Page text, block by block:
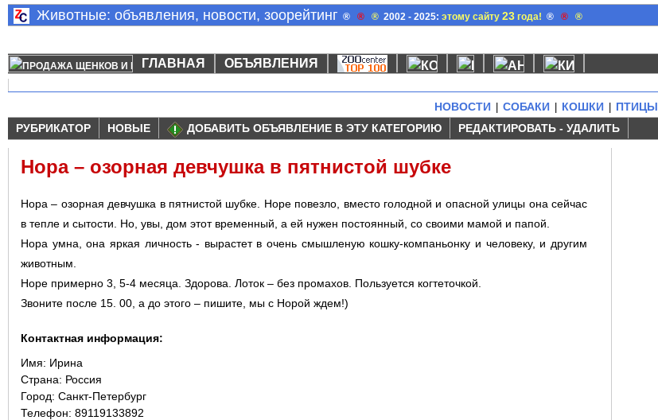
Животные: объявления, новости, зоорейтинг ® ® ® 2002 - 2025:этому сайту23 года! ® ® ®
ГЛАВНАЯ ОБЪЯВЛЕНИЯ
НОВОСТИ СОБАКИ КОШКИ ПТИЦЫ
РУБРИКАТОР
НОВЫЕ ДОБАВИТЬ ОБЪЯВЛЕНИЕ В ЭТУ КАТЕГОРИЮ РЕДАКТИРОВАТЬ - УДАЛИТЬ
Нора – озорная девчушка в пятнистой шубке
Нора – озорная девчушка в пятнистой шубке. Норе повезло, вместо голодной и опасной улицы она сейчас
в тепле и сытости. Но, увы, дом этот временный, а ей нужен постоянный, со своими мамой и папой.
Нора умна, она яркая личность - вырастет в очень смышленую кошку-компаньонку и человеку, и другим
животным.
Норе примерно 3, 5-4 месяца. Здорова. Лоток – без промахов. Пользуется когтеточкой.
Звоните после 15. 00, а до этого – пишите, мы с Норой ждем!)
Контактная информация:
Имя: Ирина
Страна: Россия
Город: Санкт-Петербург
Телефон: 89119133892